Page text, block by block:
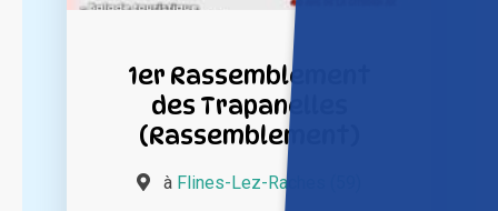
1er Rassemblement
des Trapanelles
(Rassemblement)
à Flines-Lez-Raches (59)